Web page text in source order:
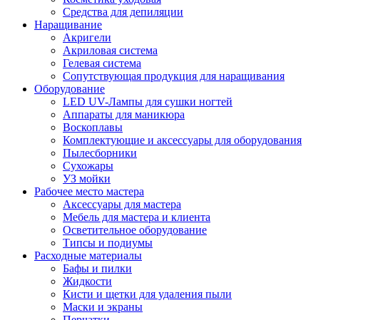
Средства для депиляции
Наращивание
Акригели
Акриловая система
Гелевая система
Сопутствующая продукция для наращивания
Оборудование
LED UV-Лампы для сушки ногтей
Аппараты для маникюра
Воскоплавы
Комплектующие и аксессуары для оборудования
Пылесборники
Сухожары
УЗ мойки
Рабочее место мастера
Аксессуары для мастера
Мебель для мастера и клиента
Осветительное оборудование
Типсы и подиумы
Расходные материалы
Бафы и пилки
Жидкости
Кисти и щетки для удаления пыли
Маски и экраны